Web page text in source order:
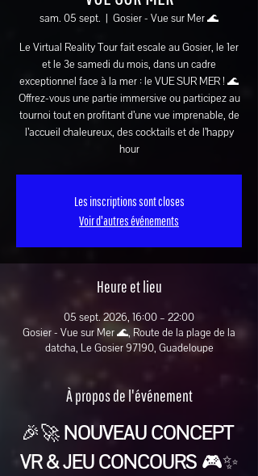
sam. 05 sept.
  |
Gosier - Vue sur Mer 🌊
Le Virtual Reality Tour fait escale au Gosier, le 1er
et le 3e samedi du mois, dans un cadre
exceptionnel face à la mer : le VUE SUR MER ! 🌊
Offrez-vous une partie immersive ou participez au
tournoi tout en profitant d’une vue imprenable, de
l’accueil chaleureux, des cocktails et de l’happy
hour
Les inscriptions sont closes
Voir d'autres événements
Heure et lieu
05 sept. 2026, 16:00 – 22:00
Gosier - Vue sur Mer 🌊, Route de la plage de la
datcha, Le Gosier 97190, Guadeloupe
À propos de l'événement
🎉🚀 NOUVEAU CONCEPT
VR & JEU CONCOURS 🎮✨